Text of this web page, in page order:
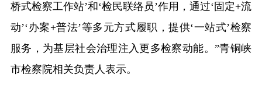
桥式检察工作站’和‘检民联络员’作用，通过‘固定+流
动’‘办案+普法’等多元方式履职，提供‘一站式’检察
服务，为基层社会治理注入更多检察动能。”青铜峡
市检察院相关负责人表示。